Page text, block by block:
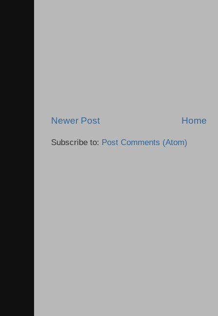
Newer Post Home
Subscribe to: Post Comments (Atom)